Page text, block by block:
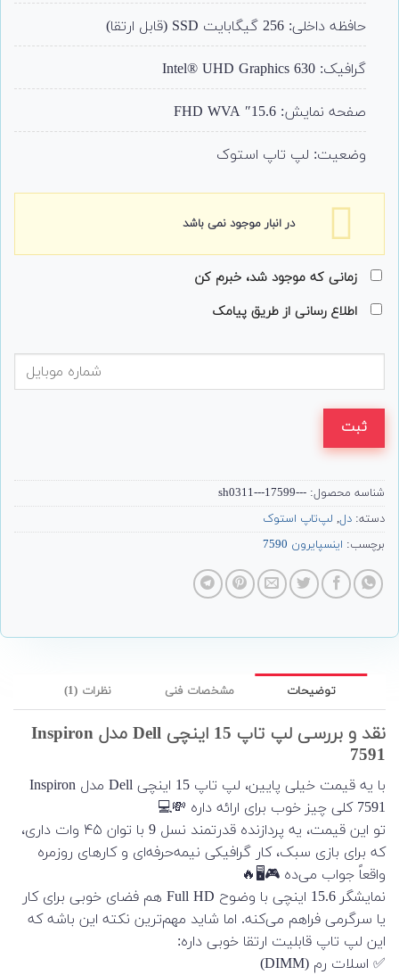
حافظه داخلی: 256 گیگابایت SSD (قابل ارتقا)
گرافیک: Intel® UHD Graphics 630
صفحه نمایش: 15.6″ FHD WVA
وضعیت: لپ تاپ استوک
در انبار موجود نمی باشد
زمانی که موجود شد، خبرم کن
اطلاع رسانی از طریق پیامک
ثبت
شناسه محصول: ---17599---sh0311
دسته: دل, لپ‌تاپ استوک
برچسب: اینسپایرون 7590
توضیحات مشخصات فنی نظرات (1)
نقد و بررسی لپ تاپ 15 اینچی Dell مدل Inspiron
7591
با یه قیمت خیلی پایین، لپ تاپ 15 اینچی Dell مدل Inspiron
7591 کلی چیز خوب برای ارائه داره 💸💻
تو این قیمت، یه پردازنده قدرتمند نسل 9 با توان ۴۵ وات داری،
که برای بازی سبک، کار گرافیکی نیمه‌حرفه‌ای و کارهای روزمره
واقعاً جواب می‌ده 🎮🖥️🔥
نمایشگر 15.6 اینچی با وضوح Full HD هم فضای خوبی برای کار
یا سرگرمی فراهم می‌کنه. اما شاید مهم‌ترین نکته این باشه که
این لپ تاپ قابلیت ارتقا خوبی داره:
✅ اسلات رم (DIMM)